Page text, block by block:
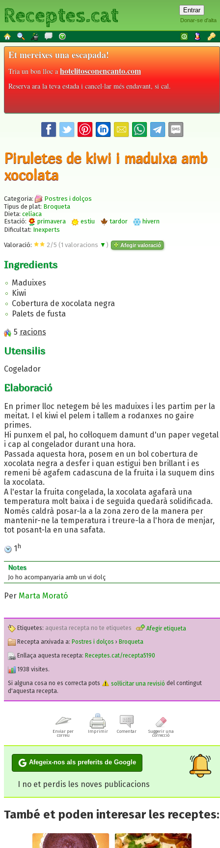
Donar-se d'alta
Receptes.cat
Et mereixes una escapada!
Tria un bon lloc ahotelitosconencanto.com
Reserva ara la teva estada i cancel·lar més endavant, si cal.
Piruletes de kiwi i maduixa amb
xocolata
Categoria:
Postres i dolços
Tipus de plat: Broqueta
Dieta: celíaca
Estació:
primavera estiu tardor
hivern
Dificultat: Inexperts
Valoració: 2 /5 (1 valoracions ▼ ) Afegir valoració
Ingredients
Maduixes
Kiwi
Cobertura de xocolata negra
Palets de fusta
5 racions
Utensilis
Cogelador
Elaboració
En primer lloc netegem bé les maduixes i les partim per la
meitat. I el kiwi el pelem i tallem a rodanxes no gaire
primes.
Hi punxem el pal, ho col·loquem damunt d'un paper vegetal
i cap al congelador durant una hora.
Passada aquesta hora, posem en un bol cobertura de
xocolata negra a desfer i quan estigui ben brillant i es
remeni bé agafem cadascuna de la fruita i la suquem dins
la xocolata.
A l'estar la fruita congelada, la xocolata agafarà una
temperatura molt baixa i de seguida quedarà solidificada.
Només caldrà posar-la a la zona zero de la manera per
mantenir-ne la temperatura i treure-la a l'hora de menjar,
tot posant-la en una safata.
1 h
Notes
Jo ho acompanyaria amb un vi dolç
Per Marta Morató
Etiquetes: aquesta recepta no te etiquetes
Afegir etiqueta
Recepta arxivada a: Postres i dolços › Broqueta
Enllaça aquesta recepta: Receptes.cat/recepta5190
1938 visites.
Si alguna cosa no es correcta pots
sol·licitar una revisió del contingut
d'aquesta recepta.
Enviar per
correu
Imprimir Comentar
Suggerir una
correcció
Afegeix-nos als preferits de Google
I no et perdis les noves publicacions
També et poden interesar les receptes: